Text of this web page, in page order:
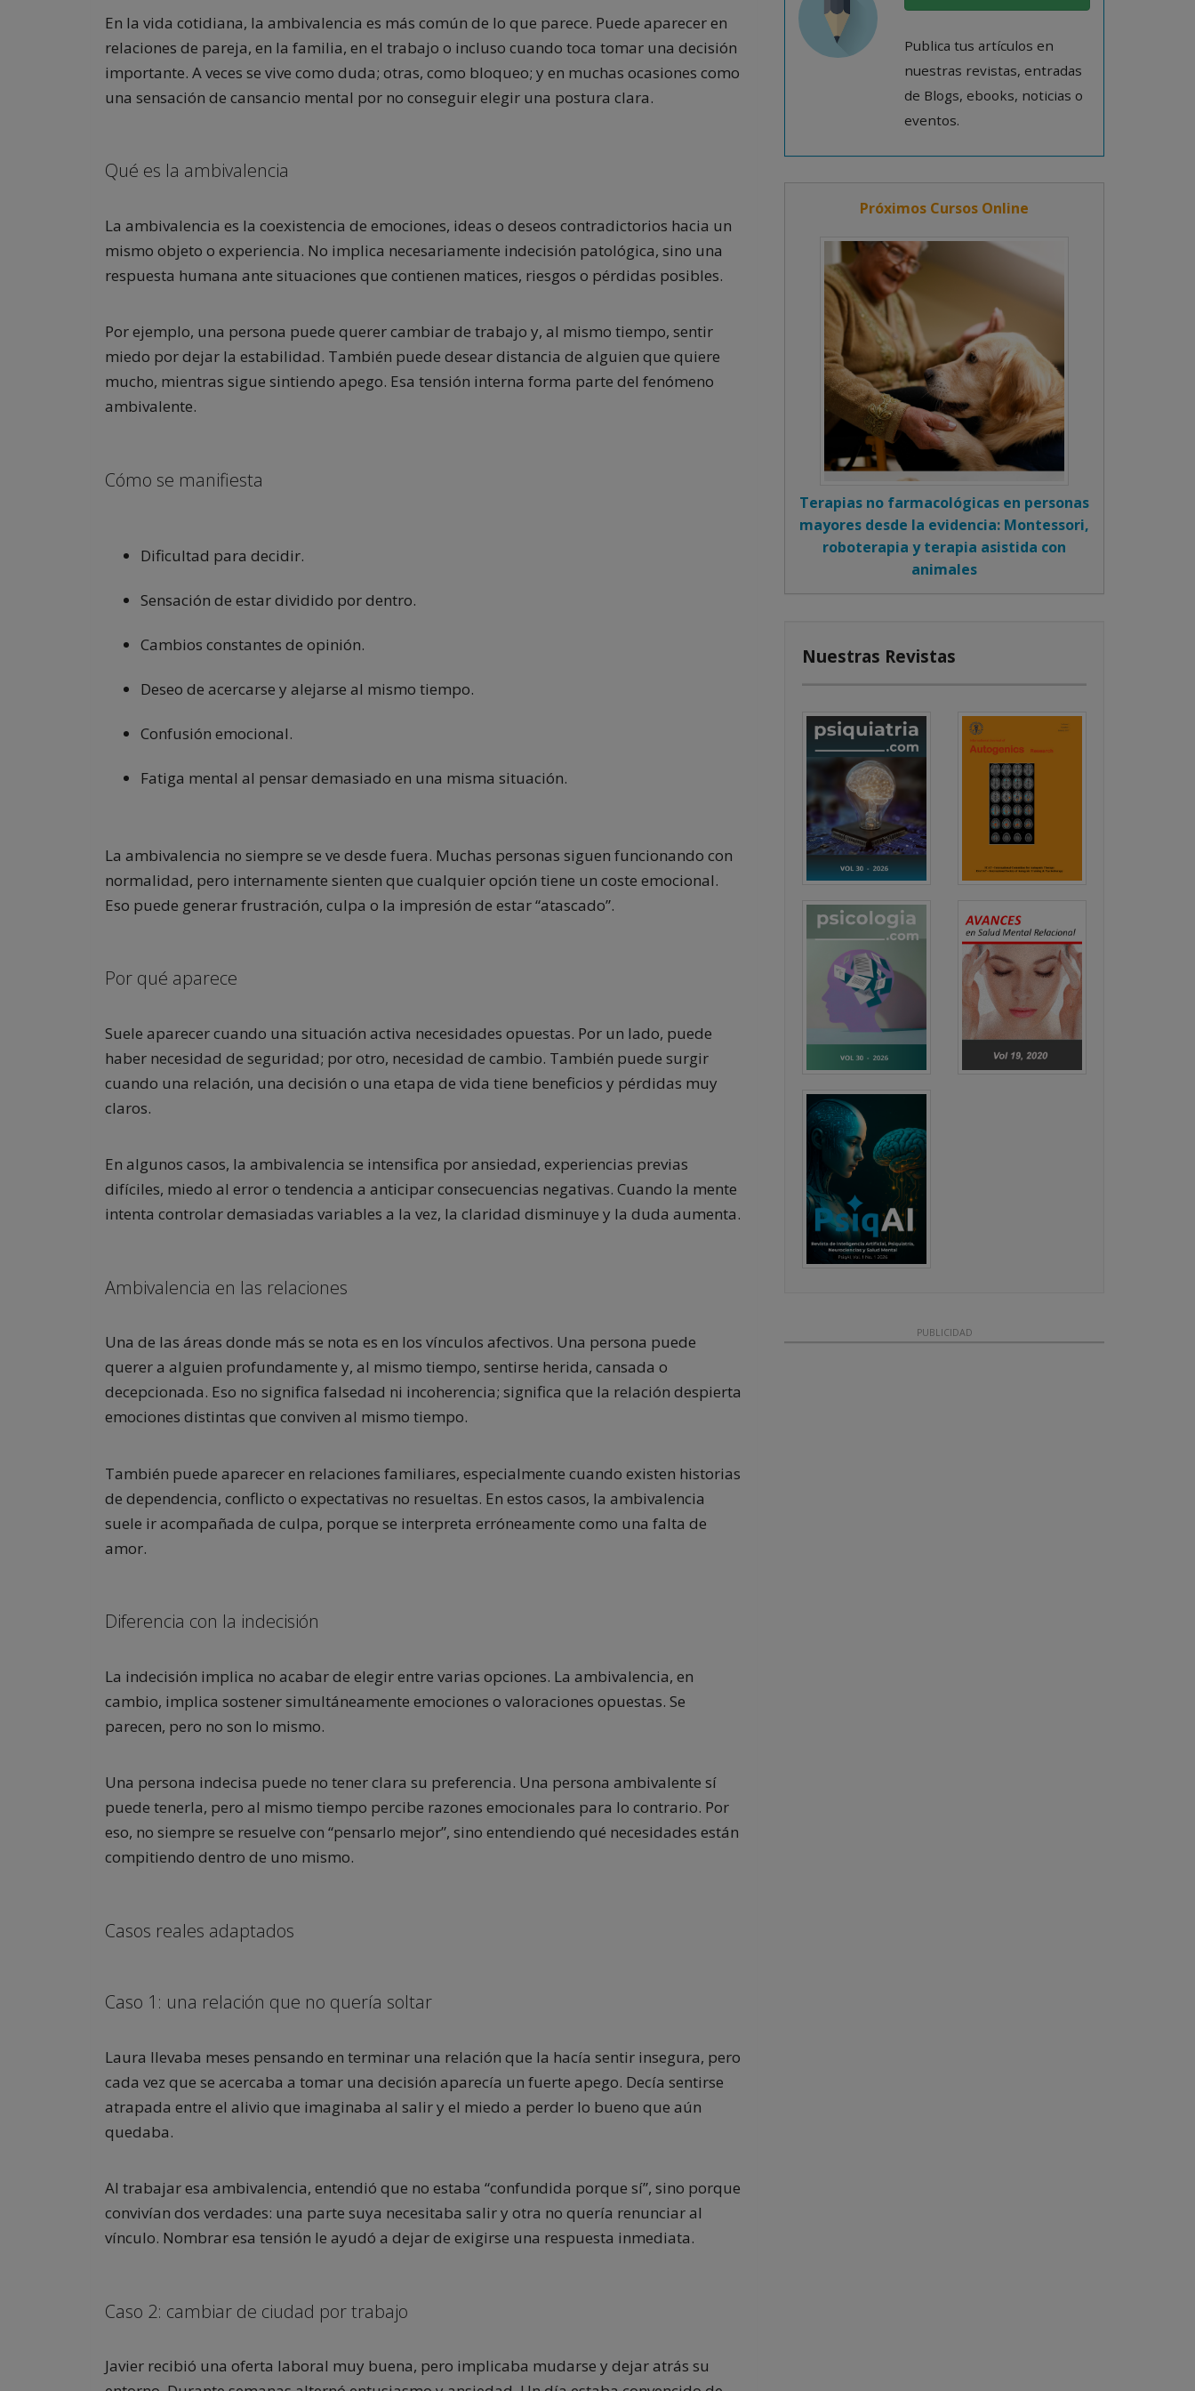
En la vida cotidiana, la ambivalencia es más común de lo que parece. Puede aparecer en
relaciones de pareja, en la familia, en el trabajo o incluso cuando toca tomar una decisión
importante. A veces se vive como duda; otras, como bloqueo; y en muchas ocasiones como
una sensación de cansancio mental por no conseguir elegir una postura clara.
Qué es la ambivalencia
La ambivalencia es la coexistencia de emociones, ideas o deseos contradictorios hacia un
mismo objeto o experiencia. No implica necesariamente indecisión patológica, sino una
respuesta humana ante situaciones que contienen matices, riesgos o pérdidas posibles.
Por ejemplo, una persona puede querer cambiar de trabajo y, al mismo tiempo, sentir
miedo por dejar la estabilidad. También puede desear distancia de alguien que quiere
mucho, mientras sigue sintiendo apego. Esa tensión interna forma parte del fenómeno
ambivalente.
Cómo se manifiesta
Dificultad para decidir.
Sensación de estar dividido por dentro.
Cambios constantes de opinión.
Deseo de acercarse y alejarse al mismo tiempo.
Confusión emocional.
Fatiga mental al pensar demasiado en una misma situación.
La ambivalencia no siempre se ve desde fuera. Muchas personas siguen funcionando con
normalidad, pero internamente sienten que cualquier opción tiene un coste emocional.
Eso puede generar frustración, culpa o la impresión de estar “atascado”.
Por qué aparece
Suele aparecer cuando una situación activa necesidades opuestas. Por un lado, puede
haber necesidad de seguridad; por otro, necesidad de cambio. También puede surgir
cuando una relación, una decisión o una etapa de vida tiene beneficios y pérdidas muy
claros.
En algunos casos, la ambivalencia se intensifica por ansiedad, experiencias previas
difíciles, miedo al error o tendencia a anticipar consecuencias negativas. Cuando la mente
intenta controlar demasiadas variables a la vez, la claridad disminuye y la duda aumenta.
Ambivalencia en las relaciones
Una de las áreas donde más se nota es en los vínculos afectivos. Una persona puede
querer a alguien profundamente y, al mismo tiempo, sentirse herida, cansada o
decepcionada. Eso no significa falsedad ni incoherencia; significa que la relación despierta
emociones distintas que conviven al mismo tiempo.
También puede aparecer en relaciones familiares, especialmente cuando existen historias
de dependencia, conflicto o expectativas no resueltas. En estos casos, la ambivalencia
suele ir acompañada de culpa, porque se interpreta erróneamente como una falta de
amor.
Diferencia con la indecisión
La indecisión implica no acabar de elegir entre varias opciones. La ambivalencia, en
cambio, implica sostener simultáneamente emociones o valoraciones opuestas. Se
parecen, pero no son lo mismo.
Una persona indecisa puede no tener clara su preferencia. Una persona ambivalente sí
puede tenerla, pero al mismo tiempo percibe razones emocionales para lo contrario. Por
eso, no siempre se resuelve con “pensarlo mejor”, sino entendiendo qué necesidades están
compitiendo dentro de uno mismo.
Casos reales adaptados
Caso 1: una relación que no quería soltar
Laura llevaba meses pensando en terminar una relación que la hacía sentir insegura, pero
cada vez que se acercaba a tomar una decisión aparecía un fuerte apego. Decía sentirse
atrapada entre el alivio que imaginaba al salir y el miedo a perder lo bueno que aún
quedaba.
Al trabajar esa ambivalencia, entendió que no estaba “confundida porque sí”, sino porque
convivían dos verdades: una parte suya necesitaba salir y otra no quería renunciar al
vínculo. Nombrar esa tensión le ayudó a dejar de exigirse una respuesta inmediata.
Caso 2: cambiar de ciudad por trabajo
Javier recibió una oferta laboral muy buena, pero implicaba mudarse y dejar atrás su
Publica tus artículos en
nuestras revistas, entradas
de Blogs, ebooks, noticias o
eventos.
Próximos Cursos Online
Terapias no farmacológicas en personas
mayores desde la evidencia: Montessori,
roboterapia y terapia asistida con
animales
Nuestras Revistas
PUBLICIDAD